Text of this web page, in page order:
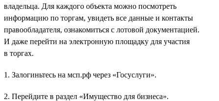
владельца. Для каждого объекта можно посмотреть
информацию по торгам, увидеть все данные и контакты
правообладателя, ознакомиться с лотовой документацией.
И даже перейти на электронную площадку для участия
в торгах.
1. Залогиньтесь на мсп.рф через «Госуслуги».
2. Перейдите в раздел «Имущество для бизнеса».